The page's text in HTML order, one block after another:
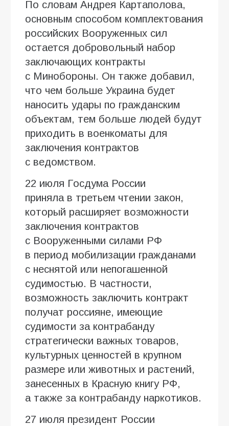
По словам Андрея Картаполова,
основным способом комплектования
российских Вооруженных сил
остается добровольный набор
заключающих контракты
с Минобороны. Он также добавил,
что чем больше Украина будет
наносить удары по гражданским
объектам, тем больше людей будут
приходить в военкоматы для
заключения контрактов
с ведомством.
22 июля Госдума России
приняла в третьем чтении закон,
который расширяет возможности
заключения контрактов
с Вооруженными силами РФ
в период мобилизации гражданами
с неснятой или непогашенной
судимостью. В частности,
возможность заключить контракт
получат россияне, имеющие
судимости за контрабанду
стратегически важных товаров,
культурных ценностей в крупном
размере или животных и растений,
занесенных в Красную книгу РФ,
а также за контрабанду наркотиков.
27 июля президент России